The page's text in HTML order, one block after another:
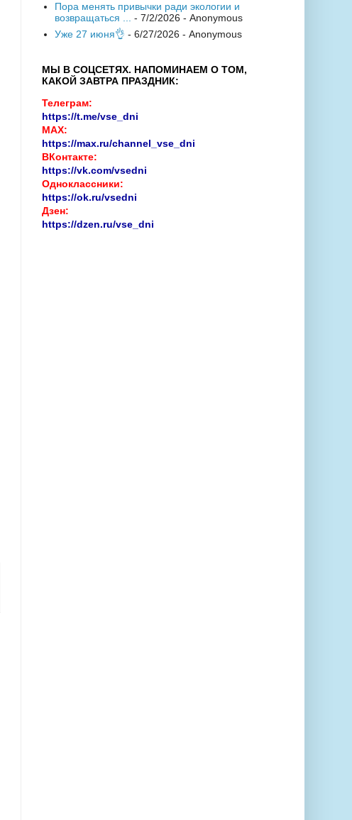
Пора менять привычки ради экологии и
возвращаться ... - 7/2/2026 - Anonymous
Уже 27 июня👌 - 6/27/2026 - Anonymous
МЫ В СОЦСЕТЯХ. НАПОМИНАЕМ О ТОМ,
КАКОЙ ЗАВТРА ПРАЗДНИК:
Телеграм:
https://t.me/vse_dni
MAX:
https://max.ru/channel_vse_dni
ВКонтакте:
https://vk.com/vsedni
Одноклассники:
https://ok.ru/vsedni
Дзен:
https://dzen.ru/vse_dni